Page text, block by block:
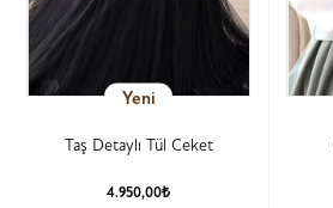
Yeni
Taş Detaylı Tül Ceket
4.950,00₺